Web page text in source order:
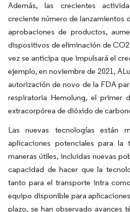
Además, las crecientes
creciente número de lanzamientos
aprobaciones de productos,
dispositivos de eliminación de
vez se anticipa que impulsará el
ejemplo, en noviembre de 2021,
autorización de novo de la FDA
respiratoria Hemolung, el primer
extracorpórea de dióxido de
Las nuevas tecnologías están
aplicaciones potenciales para
maneras útiles, incluidas nuevas
capacidad de hacer que la
tanto para el transporte intra
equipo disponible para
plazo, se han observado avances